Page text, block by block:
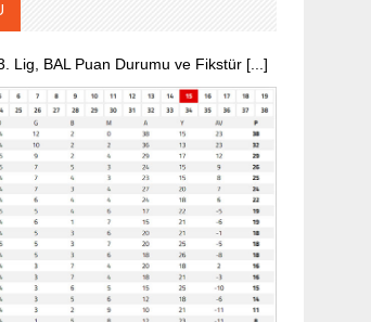
Lig, BAL Puan Durumu ve Fikstür [...]